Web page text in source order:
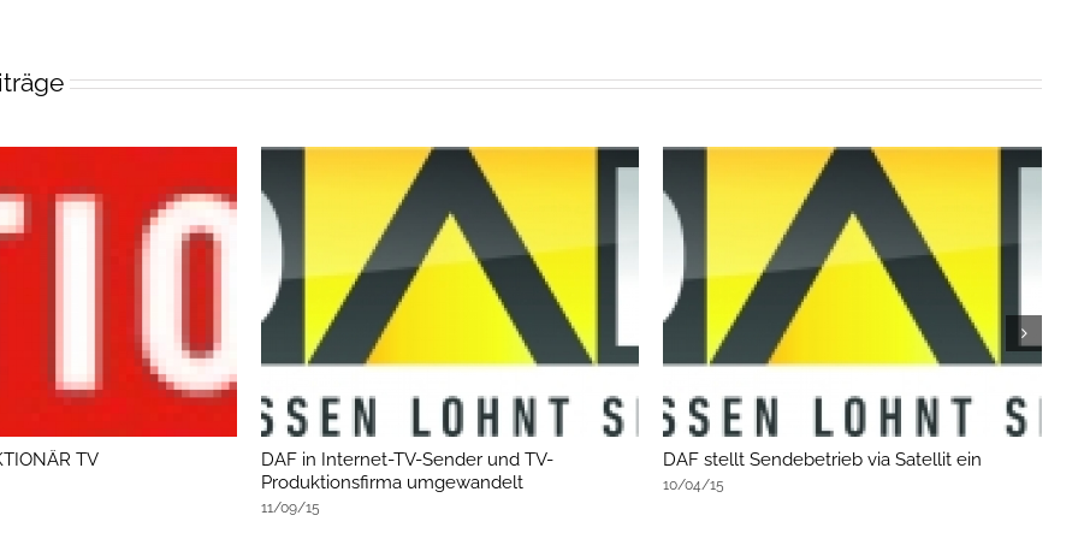
TV
DAF in Internet-TV-Sender und TV-
Produktionsfirma umgewandelt
11/09/15
DAF stellt Sendebetrieb via Satellit ein
10/04/15